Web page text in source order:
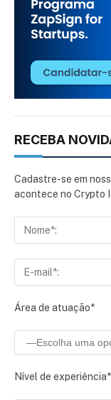
RECEBA
Cadastre-se em
acontece no Crypto
Área de atuação*
Nível de experiência*